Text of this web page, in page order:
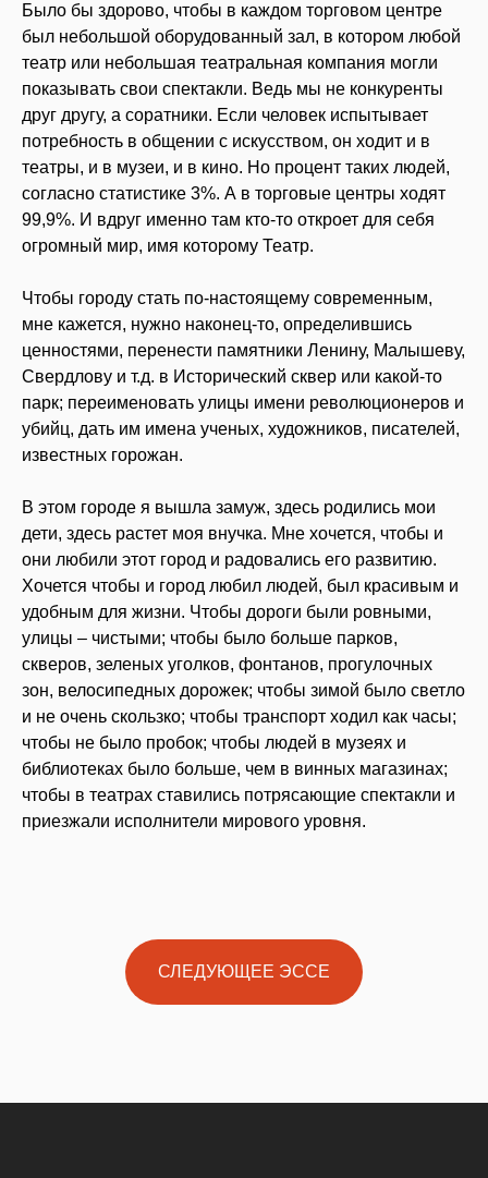
Было бы здорово, чтобы в каждом торговом центре
был небольшой оборудованный зал, в котором любой
театр или небольшая театральная компания могли
показывать свои спектакли. Ведь мы не конкуренты
друг другу, а соратники. Если человек испытывает
потребность в общении с искусством, он ходит и в
театры, и в музеи, и в кино. Но процент таких людей,
согласно статистике 3%. А в торговые центры ходят
99,9%. И вдруг именно там кто-то откроет для себя
огромный мир, имя которому Театр.
Чтобы городу стать по-настоящему современным,
мне кажется, нужно наконец-то, определившись
ценностями, перенести памятники Ленину, Малышеву,
Свердлову и т.д. в Исторический сквер или какой-то
парк; переименовать улицы имени революционеров и
убийц, дать им имена ученых, художников, писателей,
известных горожан.
В этом городе я вышла замуж, здесь родились мои
дети, здесь растет моя внучка. Мне хочется, чтобы и
они любили этот город и радовались его развитию.
Хочется чтобы и город любил людей, был красивым и
удобным для жизни. Чтобы дороги были ровными,
улицы – чистыми; чтобы было больше парков,
скверов, зеленых уголков, фонтанов, прогулочных
зон, велосипедных дорожек; чтобы зимой было светло
и не очень скользко; чтобы транспорт ходил как часы;
чтобы не было пробок; чтобы людей в музеях и
библиотеках было больше, чем в винных магазинах;
чтобы в театрах ставились потрясающие спектакли и
приезжали исполнители мирового уровня.
СЛЕДУЮЩЕЕ ЭССЕ